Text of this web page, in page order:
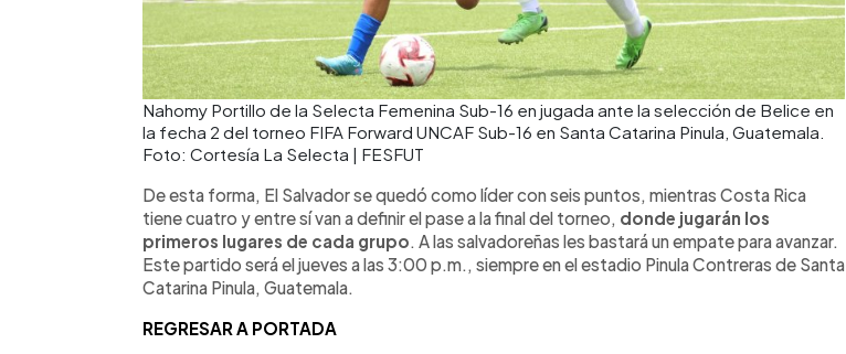
Nahomy Portillo de la Selecta Femenina Sub-16 en jugada ante la selección de Belice en
la fecha 2 del torneo FIFA Forward UNCAF Sub-16 en Santa Catarina Pinula, Guatemala.
Foto: Cortesía La Selecta | FESFUT
De esta forma, El Salvador se quedó como líder con seis puntos, mientras Costa Rica
tiene cuatro y entre sí van a definir el pase a la final del torneo, donde jugarán los
primeros lugares de cada grupo. A las salvadoreñas les bastará un empate para avanzar.
Este partido será el jueves a las 3:00 p.m., siempre en el estadio Pinula Contreras de Santa
Catarina Pinula, Guatemala.
REGRESAR A PORTADA